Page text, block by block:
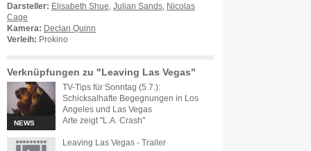
Darsteller: Elisabeth Shue Julian Sands
Nicolas
Cage
Kamera: Declan Quinn
Verleih: Prokino
Verknüpfungen zu "Leaving Las Vegas"
NEWS
TV-Tips für Sonntag (5.7.):
Schicksalhafte Begegnungen in Los
Angeles und Las Vegas
Arte zeigt "L.A. Crash"
Leaving Las Vegas - Trailer